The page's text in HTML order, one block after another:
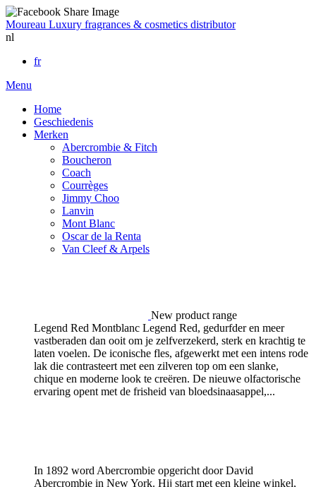
Moureau Luxury fragrances & cosmetics distributor
nl
fr
Menu
Home
Geschiedenis
Merken
Abercrombie & Fitch
Boucheron
Coach
Courrèges
Jimmy Choo
Lanvin
Mont Blanc
Oscar de la Renta
Van Cleef & Arpels
New product range
Legend Red Montblanc Legend Red, gedurfder en meer
vastberaden dan ooit om je zelfverzekerd, sterk en krachtig te
laten voelen. De iconische fles, afgewerkt met een intens rode
lak die contrasteert met een zilveren top om een slanke,
chique en moderne look te creëren. De nieuwe olfactorische
ervaring opent met de frisheid van bloedsinaasappel,...
In 1892 word Abercrombie opgericht door David
Abercrombie in New York. Hij start met een kleine winkel,